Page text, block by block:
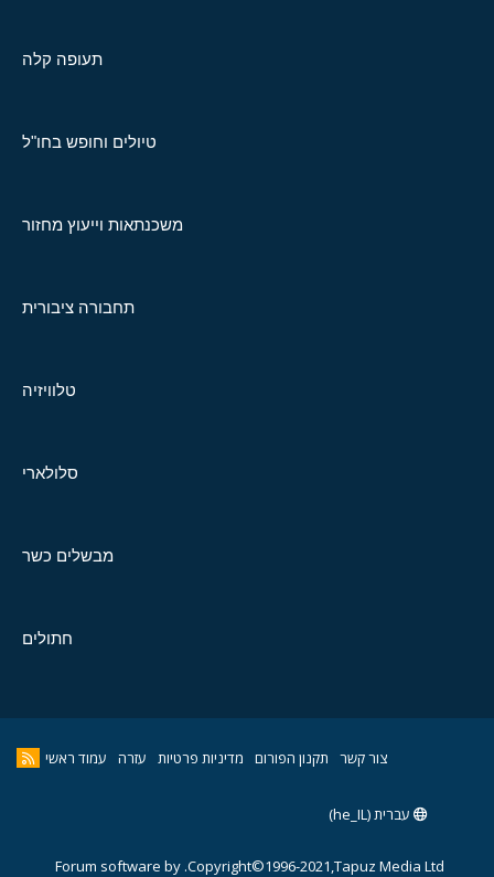
תעופה קלה
טיולים וחופש בחו"ל
משכנתאות וייעוץ מחזור
תחבורה ציבורית
טלוויזיה
סלולארי
מבשלים כשר
חתולים
צור קשר תקנון הפורום מדיניות פרטיות עזרה עמוד ראשי
עברית (he_IL)
Copyright©1996-2021,Tapuz Media Ltd.
Forum software by